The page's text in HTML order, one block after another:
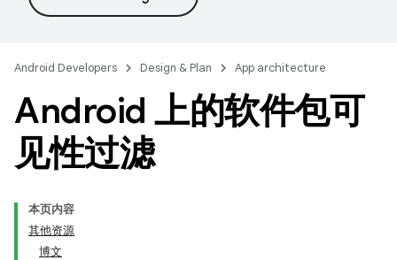
Android Developers Design & Plan App architecture
Android 上的软件包可
见性过滤
本页内容
其他资源
博文